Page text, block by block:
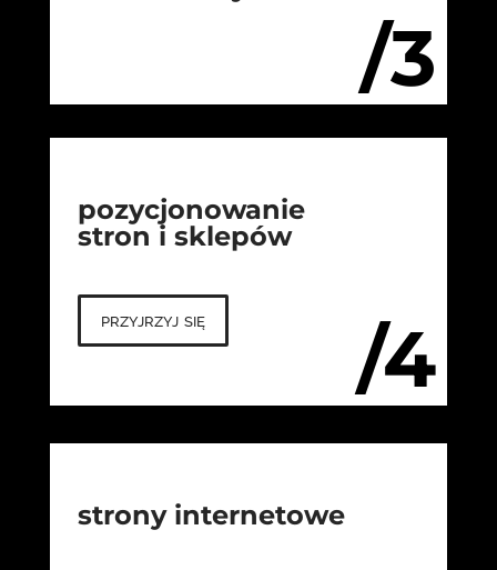
/3
/4
pozycjonowanie
stron i sklepów
przyjrzyj się
strony internetowe